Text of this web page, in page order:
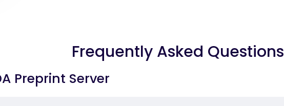
Frequently Asked Questions
Preprint Server